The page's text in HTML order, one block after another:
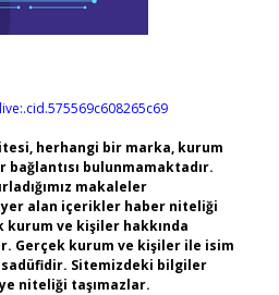
herhangi bir marka, kurum
bulunmamaktadır.
makaleler
yer alan içerikler haber niteliği
kurum ve kişiler hakkında
Gerçek kurum ve kişiler ile isim
Sitemizdeki bilgiler
niteliği taşımazlar.